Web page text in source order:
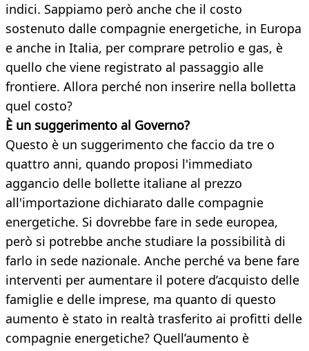
indici. Sappiamo però anche che il costo
sostenuto dalle compagnie energetiche, in Europa
e anche in Italia, per comprare petrolio e gas, è
quello che viene registrato al passaggio alle
frontiere. Allora perché non inserire nella bolletta
quel costo?
È un suggerimento al Governo?
Questo è un suggerimento che faccio da tre o
quattro anni, quando proposi l'immediato
aggancio delle bollette italiane al prezzo
all'importazione dichiarato dalle compagnie
energetiche. Si dovrebbe fare in sede europea,
però si potrebbe anche studiare la possibilità di
farlo in sede nazionale. Anche perché va bene fare
interventi per aumentare il potere d’acquisto delle
famiglie e delle imprese, ma quanto di questo
aumento è stato in realtà trasferito ai profitti delle
compagnie energetiche? Quell’aumento è